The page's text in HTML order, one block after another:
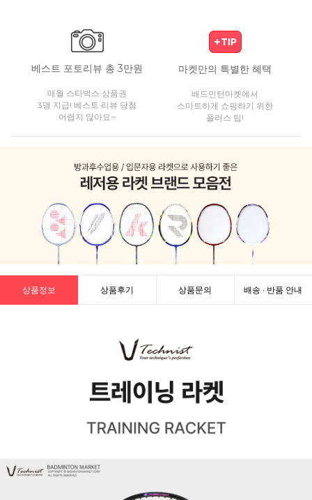
베스트 포토리뷰 총 3만원
매월 스타벅스 상품권
3명 지급! 베스트 리뷰 당첨
어렵지 않아요~
마켓만의 특별한 혜택
배드민턴마켓에서
스마트하게 쇼핑하기 위한
플러스 팁!
상품정보 상품후기 상품문의 배송 · 반품 안내